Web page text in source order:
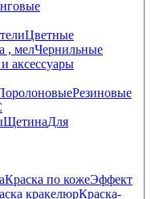
Цветные
, мелЧернильные
аксессуары
Резиновые
ЩетинаДля
Краска по кожеЭффект
кракелюрКраска-